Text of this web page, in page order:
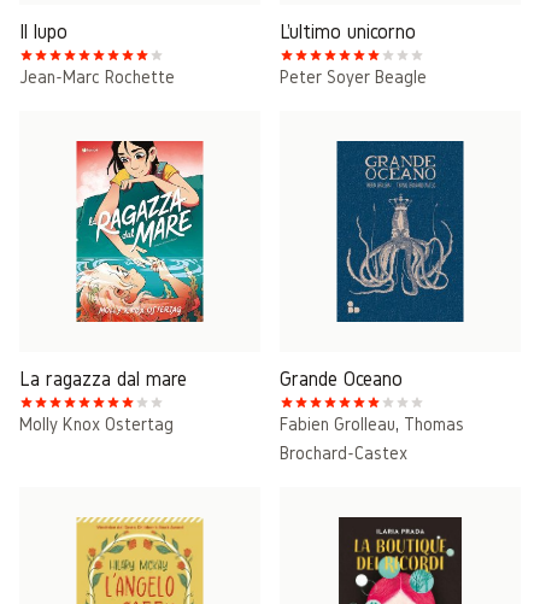
Il lupo
Jean-Marc Rochette
L'ultimo unicorno
Peter Soyer Beagle
La ragazza dal mare
Molly Knox Ostertag
Grande Oceano
Fabien Grolleau, Thomas
Brochard-Castex